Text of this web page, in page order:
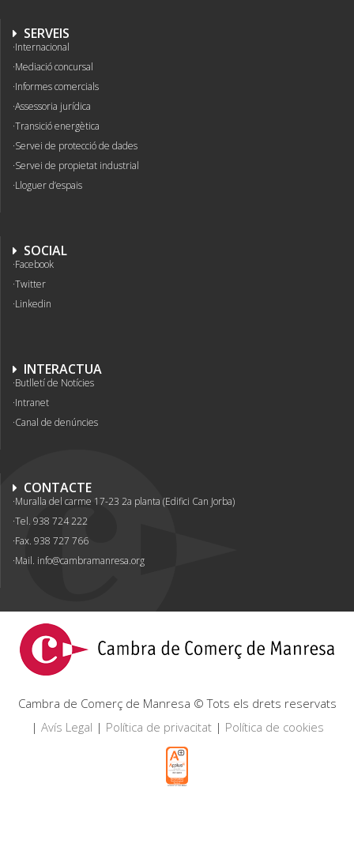
SERVEIS
Internacional
Mediació concursal
Informes comercials
Assessoria jurídica
Transició energètica
Servei de protecció de dades
Servei de propietat industrial
Lloguer d’espais
SOCIAL
Facebook
Twitter
Linkedin
INTERACTUA
Butlletí de Notícies
Intranet
Canal de denúncies
CONTACTE
Muralla del carme 17-23 2a planta (Edifici Can Jorba)
Tel. 938 724 222
Fax. 938 727 766
Mail. info@cambramanresa.org
Cambra de Comerç de Manresa © Tots els drets reservats
| Avís Legal | Política de privacitat| Política de cookies